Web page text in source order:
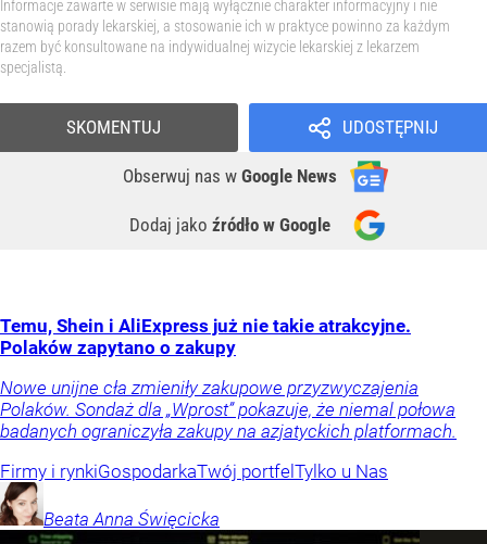
Informacje zawarte w serwisie mają wyłącznie charakter informacyjny i nie
stanowią porady lekarskiej, a stosowanie ich w praktyce powinno za każdym
razem być konsultowane na indywidualnej wizycie lekarskiej z lekarzem
specjalistą.
UDOSTĘPNIJ
Obserwuj nas w Google News
Dodaj jako źródło w Google
SKOMENTUJ
Temu, Shein i AliExpress już nie takie atrakcyjne.
Polaków zapytano o zakupy
Nowe unijne cła zmieniły zakupowe przyzwyczajenia
Polaków. Sondaż dla „Wprost” pokazuje, że niemal połowa
badanych ograniczyła zakupy na azjatyckich platformach.
Firmy i rynkiGospodarkaTwój portfel Tylko u Nas
Beata Anna Święcicka